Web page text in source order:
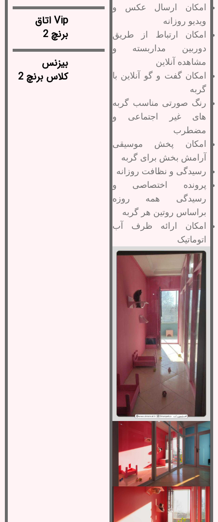
امکان ارسال عکس و
ویدیو روزانه
امکان ارتباط از طریق
دوربین مداربسته و
مشاهده آنلاین
امکان گفت و گو آنلاین با
گربه
رنگ صورتی مناسب گربه
های غیر اجتماعی و
مضطرب
امکان پخش موسیقی
آرامش بخش برای گربه
رسیدگی و نظافت روزانه
پرونده اختصاصی و
رسیدگی همه روزه
براساس روتین هر گربه
امکان ارائه ظرف آب
اتوماتیک
Vip اتاق
برنچ 2
بیزنس
کلاس برنچ 2